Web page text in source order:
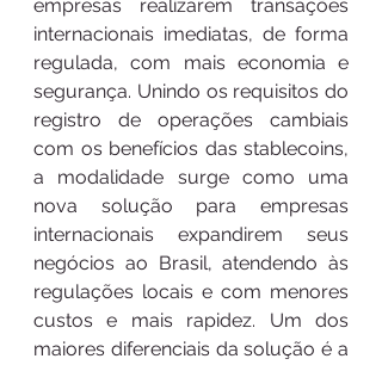
empresas realizarem transações
internacionais imediatas, de forma
regulada, com mais economia e
segurança. Unindo os requisitos do
registro de operações cambiais
com os benefícios das stablecoins,
a modalidade surge como uma
nova solução para empresas
internacionais expandirem seus
negócios ao Brasil, atendendo às
regulações locais e com menores
custos e mais rapidez. Um dos
maiores diferenciais da solução é a